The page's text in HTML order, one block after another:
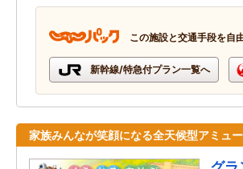
この施設と交通手段を自
新幹線/特急付プラン一覧へ
家族みんなが笑顔になる全天候型アミュ